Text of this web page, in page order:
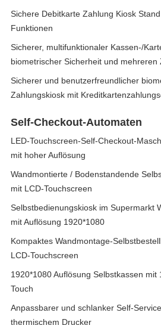
Sichere Debitkarte Zahlung Kiosk
Funktionen
Sicherer, multifunktionaler Kassen-/
biometrischer Sicherheit und mehreren
Sicherer und benutzerfreundlicher
Zahlungskiosk mit
Self-Checkout-Automaten
LED-Touchscreen-Self-Checkout-
mit hoher Auflösung
Wandmontierte / Bodenstandende
mit LCD-Touchscreen
Selbstbedienungskiosk im Supermarkt
mit Auflösung 1920*1080
Kompaktes Wandmontage-
LCD-Touchscreen
1920*1080 Auflösung Selbstkassen mit
Touch
Anpassbarer und schlanker Self-
thermischem Drucker